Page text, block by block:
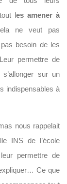
les amener à
ne veut pas
besoin de les
permettre de
sur un
indispensables à
nous rappelait
INS de l’école
permettre de
Ce que